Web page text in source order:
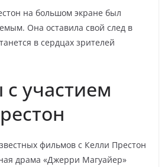
на большом экране был
Она оставила свой след в
в сердцах зрителей
участием
фильмов с Келли Престон
драма «Джерри Магуайер»